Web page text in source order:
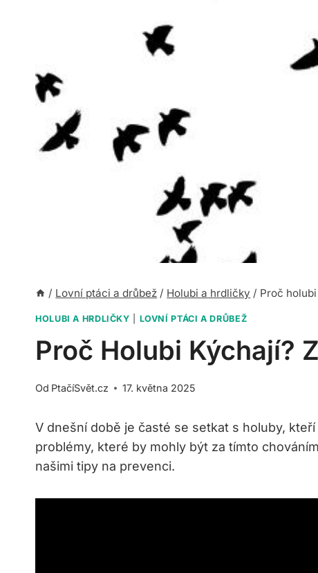
/ Lovní ptáci a drůbež / Holubi a hrdličky / Proč
HOLUBI A HRDLIČKY LOVNÍ PTÁCI A DRŮBEŽ
Proč Holubi Kýchají?
Od PtačíSvět.cz 17. května 2025
V dnešní době je časté se setkat s holuby,
problémy, které by mohly být za tímto
našimi tipy na prevenci.